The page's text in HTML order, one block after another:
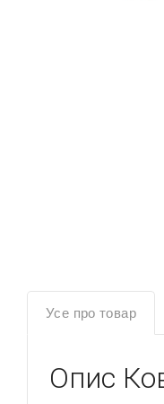
Усе про товар
Опис